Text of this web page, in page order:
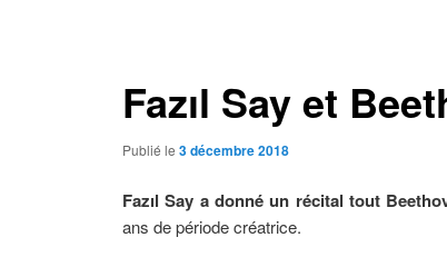
Fazıl Say et
Publié le 3 décembre 2018
Fazıl Say a donné un récital tout
ans de période créatrice.